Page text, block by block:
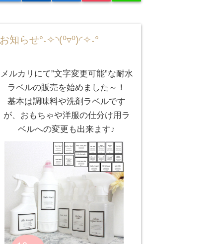
お知らせ°˖✧◝(⁰▿⁰)◜✧˖°
メルカリにて”文字変更可能”な耐水
ラベルの販売を始めました～！
基本は調味料や洗剤ラベルです
が、おもちゃや洋服の仕分け用ラ
ベルへの変更も出来ます♪